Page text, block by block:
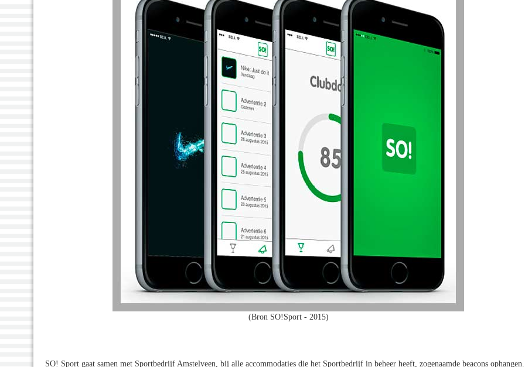
(Bron SO!Sport - 2015)
SO! Sport gaat samen met Sportbedrijf Amstelveen, bij alle accommodaties die het Sportbedrijf in beheer heeft, zogenaamde beacons ophangen.